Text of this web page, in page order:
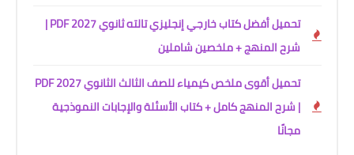
تحميل أفضل كتاب خارجي إنجليزي تالته ثانوي 2027 PDF |
شرح المنهج + ملخصين شاملين
تحميل أقوى ملخص كيمياء للصف الثالث الثانوي 2027 PDF
| شرح المنهج كامل + كتاب الأسئلة والإجابات النموذجية
مجانًا